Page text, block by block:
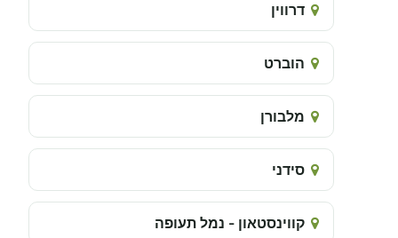
דרווין
הוברט
מלבורן
סידני
קווינסטאון - נמל תעופה